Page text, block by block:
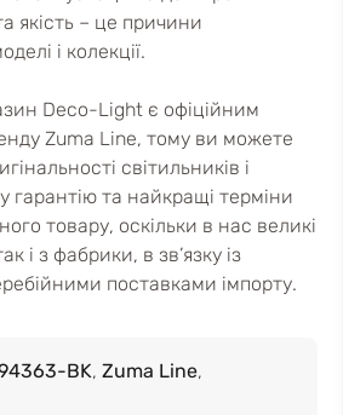
якість – це причини
і колекції.
Deco-Light є офіційним
Zuma Line, тому ви можете
світильників і
гарантію та найкращі терміни
товару, оскільки в нас великі
і з фабрики, в зв’язку із
поставками імпорту.
BK, Zuma Line,